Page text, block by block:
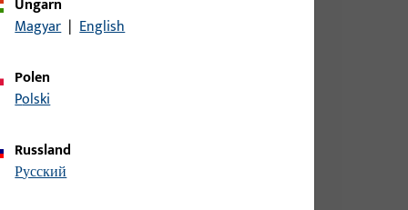
Ungarn
Magyar | English
Polen
Polski
Russland
русский